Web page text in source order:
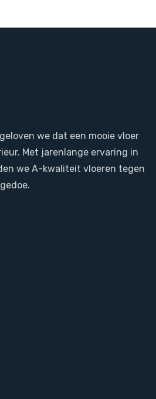
we dat een mooie vloer
Met jarenlange ervaring in
we A-kwaliteit vloeren tegen